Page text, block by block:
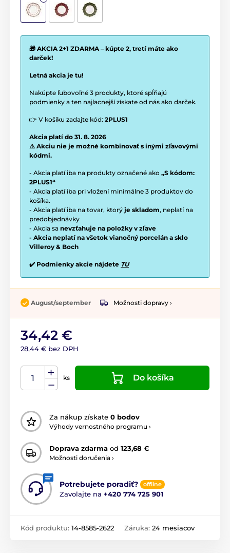
🎁 AKCIA 2+1 ZDARMA – kúpte 2, tretí máte ako
darček!
Letná akcia je tu!
Nakúpte ľubovoľné 3 produkty, ktoré spĺňajú
podmienky a ten najlacnejší získate od nás ako darček.
👉 V košíku zadajte kód: 2PLUS1
Akcia platí do 31. 8. 2026
⚠️ Akciu nie je možné kombinovať s inými zľavovými
kódmi.
- Akcia platí iba na produkty označené ako „S kódom:
2PLUS1“
- Akcia platí iba pri vložení minimálne 3 produktov do
košíka.
- Akcia platí iba na tovar, ktorý je skladom, neplatí na
predobjednávky
- Akcia sa nevzťahuje na položky v zľave
- Akcia neplatí na všetok vianočný porcelán a sklo
Villeroy & Boch
✔️ Podmienky akcie nájdete TU
August/september Možnosti dopravy ›
34,42 €
28,44 € bez DPH
ks Do košíka
Za nákup získate 0 bodov
Výhody vernostného programu ›
Doprava zdarma od 123,68 €
Možnosti doručenia ›
Potrebujete poradiť? offline
Zavolajte na +420 774 725 901
Kód produktu: 14-8585-2622 Záruka: 24 mesiacov